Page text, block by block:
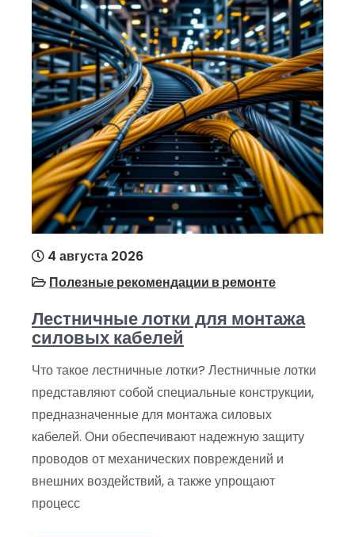
4 августа 2026
Полезные рекомендации в ремонте
Лестничные лотки для монтажа
силовых кабелей
Что такое лестничные лотки? Лестничные лотки
представляют собой специальные конструкции,
предназначенные для монтажа силовых
кабелей. Они обеспечивают надежную защиту
проводов от механических повреждений и
внешних воздействий, а также упрощают
процесс